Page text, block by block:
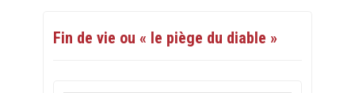
Fin de vie ou « le piège du diable »